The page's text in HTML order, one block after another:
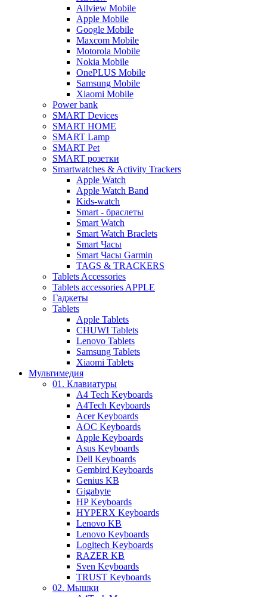
Allview Mobile
Apple Mobile
Google Mobile
Maxcom Mobile
Motorola Mobile
Nokia Mobile
OnePLUS Mobile
Samsung Mobile
Xiaomi Mobile
Power bank
SMART Devices
SMART HOME
SMART Lamp
SMART Pet
SMART розетки
Smartwatches & Activity Trackers
Apple Watch
Apple Watch Band
Kids-watch
Smart - браслеты
Smart Watch
Smart Watch Braclets
Smart Часы
Smart Часы Garmin
TAGS & TRACKERS
Tablets Accessories
Tablets accessories APPLE
Гаджеты
Tablets
Apple Tablets
CHUWI Tablets
Lenovo Tablets
Samsung Tablets
Xiaomi Tablets
Мультимедия
01. Клавиатуры
A4 Tech Keyboards
A4Tech Keyboards
Acer Keyboards
AOC Keyboards
Apple Keyboards
Asus Keyboards
Dell Keyboards
Gembird Keyboards
Genius KB
Gigabyte
HP Keyboards
HYPERX Keyboards
Lenovo KB
Lenovo Keyboards
Logitech Keyboards
RAZER KB
Sven Keyboards
TRUST Keyboards
02. Мышки